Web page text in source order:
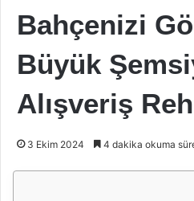
Bahçenizi
Büyük
Alışveriş
3 Ekim 2024 4 dakika okuma